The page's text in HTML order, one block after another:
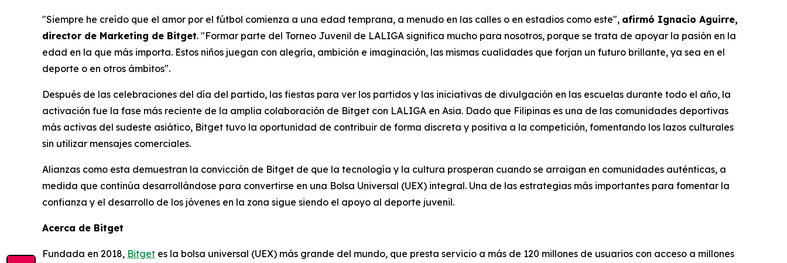
"Siempre he creído que el amor por el fútbol comienza a una edad temprana, a menudo en las calles o en estadios como este", afirmó Ignacio Aguirre,
director de Marketing de Bitget. "Formar parte del Torneo Juvenil de LALIGA significa mucho para nosotros, porque se trata de apoyar la pasión en la
edad en la que más importa. Estos niños juegan con alegría, ambición e imaginación, las mismas cualidades que forjan un futuro brillante, ya sea en el
deporte o en otros ámbitos".
Después de las celebraciones del día del partido, las fiestas para ver los partidos y las iniciativas de divulgación en las escuelas durante todo el año, la
activación fue la fase más reciente de la amplia colaboración de Bitget con LALIGA en Asia. Dado que Filipinas es una de las comunidades deportivas
más activas del sudeste asiático, Bitget tuvo la oportunidad de contribuir de forma discreta y positiva a la competición, fomentando los lazos culturales
sin utilizar mensajes comerciales.
Alianzas como esta demuestran la convicción de Bitget de que la tecnología y la cultura prosperan cuando se arraigan en comunidades auténticas, a
medida que continúa desarrollándose para convertirse en una Bolsa Universal (UEX) integral. Una de las estrategias más importantes para fomentar la
confianza y el desarrollo de los jóvenes en la zona sigue siendo el apoyo al deporte juvenil.
Acerca de Bitget
Fundada en 2018, Bitget es la bolsa universal (UEX) más grande del mundo, que presta servicio a más de 120 millones de usuarios con acceso a millones